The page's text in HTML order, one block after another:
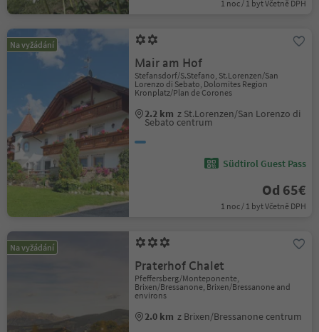
1 noc / 1 byt Včetně DPH
Na vyžádání
Mair am Hof
Stefansdorf/S.Stefano, St.Lorenzen/San
Lorenzo di Sebato, Dolomites Region
Kronplatz/Plan de Corones
2.2 km z St.Lorenzen/San Lorenzo di
Sebato centrum
Südtirol Guest Pass
Od 65€
1 noc / 1 byt Včetně DPH
Na vyžádání
Praterhof Chalet
Pfeffersberg/Monteponente,
Brixen/Bressanone, Brixen/Bressanone and
environs
2.0 km z Brixen/Bressanone centrum